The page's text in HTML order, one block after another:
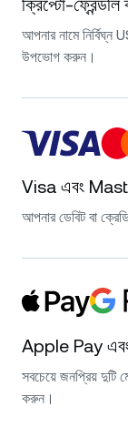
ক্রিপ্টো-ফ্রেন্ডলি
আপনার নামে নির্বিঘ্ন
উপভোগ করুন।
Visa এবং
আপনার ডেবিট বা
Apple Pay
সবচেয়ে জনপ্রিয় দুটি
করুন।